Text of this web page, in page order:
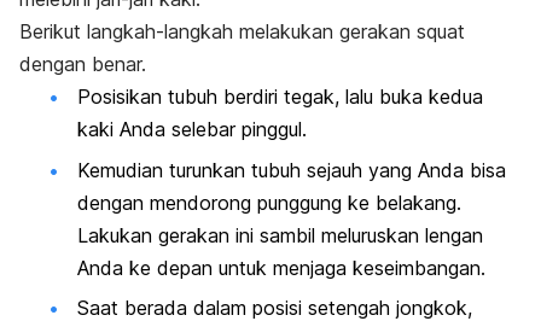
Berikut langkah-langkah melakukan gerakan squat
dengan benar.
Posisikan tubuh berdiri tegak, lalu buka kedua
kaki Anda selebar pinggul.
Kemudian turunkan tubuh sejauh yang Anda bisa
dengan mendorong punggung ke belakang.
Lakukan gerakan ini sambil meluruskan lengan
Anda ke depan untuk menjaga keseimbangan.
Saat berada dalam posisi setengah jongkok,